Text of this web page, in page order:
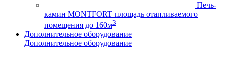
Печь-
камин MONTFORT площадь отапливаемого
помещения до 160м3
Дополнительное оборудование
Дополнительное оборудование